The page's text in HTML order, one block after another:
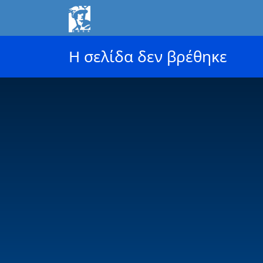
Η σελίδα δεν βρέθηκε